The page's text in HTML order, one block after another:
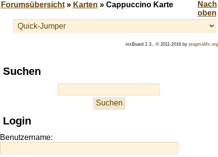
Forumsübersicht» Karten » Cappuccino Karte
mxBoard 2.3., © 2011-2016 by pragmaMx.org
Play
best
site
https://onlineslots.money/
Suchen
Login
Benutzername: